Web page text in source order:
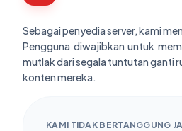
Sebagai penyedia server, kami
Pengguna diwajibkan untuk
mutlak dari segala tuntutan ganti
konten mereka.
KAMI TIDAK BERTANGGUNG